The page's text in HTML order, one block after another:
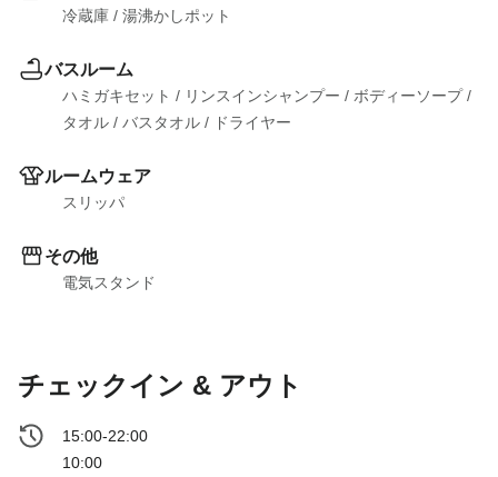
冷蔵庫 / 湯沸かしポット
バスルーム
ハミガキセット / リンスインシャンプー / ボディーソープ
タオル / バスタオル / ドライヤー
ルームウェア
スリッパ
その他
電気スタンド
チェックイン & アウト
15:00-22:00
10:00